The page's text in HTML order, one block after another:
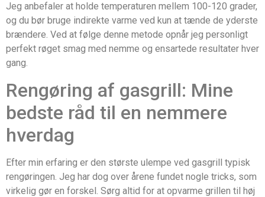
Jeg anbefaler at holde temperaturen mellem 100-120 grader,
og du bør bruge indirekte varme ved kun at tænde de yderste
brændere. Ved at følge denne metode opnår jeg personligt
perfekt røget smag med nemme og ensartede resultater hver
gang.
Rengøring af gasgrill: Mine
bedste råd til en nemmere
hverdag
Efter min erfaring er den største ulempe ved gasgrill typisk
rengøringen. Jeg har dog over årene fundet nogle tricks, som
virkelig gør en forskel. Sørg altid for at opvarme grillen til høj